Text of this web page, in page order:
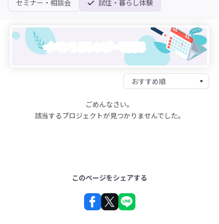
セミナー・相談会
試住・暮らし体験
イベントカレンダーを見る
ごめんなさい。
該当するプロジェクトが見つかりませんでした。
このページをシェアする